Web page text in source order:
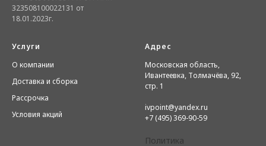
323508100022131 от
18.01.2023г.
Услуги
О компании
Доставка и сборка
Рассрочка
Условия акций
Адрес
Московская область,
Ивантеевка, Толмачёва, 92,
стр. 1
ivpoint@yandex.ru
+7 (495) 369-90-59
Политика